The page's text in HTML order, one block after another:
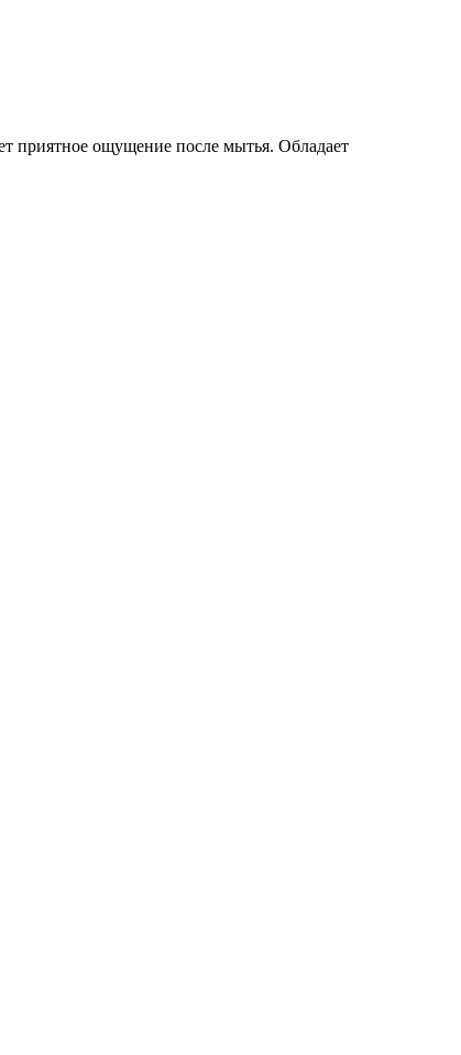
приятное ощущение после мытья. Обладает